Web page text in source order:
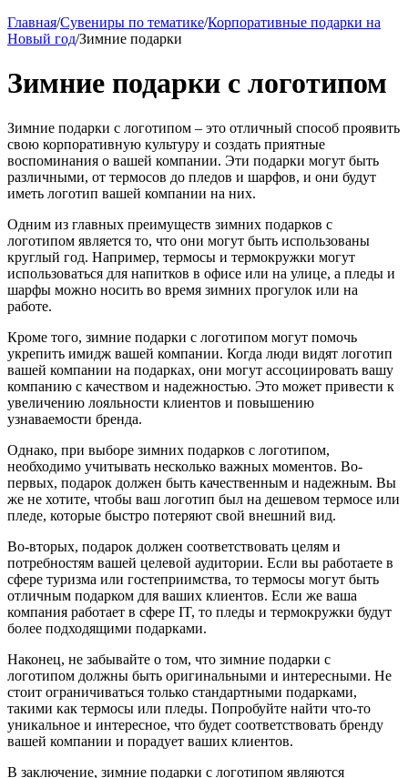
Главная/Сувениры по тематике/Корпоративные подарки на
Новый год/Зимние подарки
Зимние подарки с логотипом
Зимние подарки с логотипом – это отличный способ проявить
свою корпоративную культуру и создать приятные
воспоминания о вашей компании. Эти подарки могут быть
различными, от термосов до пледов и шарфов, и они будут
иметь логотип вашей компании на них.
Одним из главных преимуществ зимних подарков с
логотипом является то, что они могут быть использованы
круглый год. Например, термосы и термокружки могут
использоваться для напитков в офисе или на улице, а пледы и
шарфы можно носить во время зимних прогулок или на
работе.
Кроме того, зимние подарки с логотипом могут помочь
укрепить имидж вашей компании. Когда люди видят логотип
вашей компании на подарках, они могут ассоциировать вашу
компанию с качеством и надежностью. Это может привести к
увеличению лояльности клиентов и повышению
узнаваемости бренда.
Однако, при выборе зимних подарков с логотипом,
необходимо учитывать несколько важных моментов. Во-
первых, подарок должен быть качественным и надежным. Вы
же не хотите, чтобы ваш логотип был на дешевом термосе или
пледе, которые быстро потеряют свой внешний вид.
Во-вторых, подарок должен соответствовать целям и
потребностям вашей целевой аудитории. Если вы работаете в
сфере туризма или гостеприимства, то термосы могут быть
отличным подарком для ваших клиентов. Если же ваша
компания работает в сфере IT, то пледы и термокружки будут
более подходящими подарками.
Наконец, не забывайте о том, что зимние подарки с
логотипом должны быть оригинальными и интересными. Не
стоит ограничиваться только стандартными подарками,
такими как термосы или пледы. Попробуйте найти что-то
уникальное и интересное, что будет соответствовать бренду
вашей компании и порадует ваших клиентов.
В заключение, зимние подарки с логотипом являются